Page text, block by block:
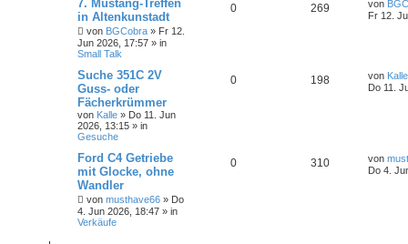
7. Mustang-Treffen
in Altenkunstadt
von BGCobra » Fr 12.
Jun 2026, 17:57 » in
Small Talk
0 269 von
Fr 12.
Suche 351C 2V
Guss- oder
Fächerkrümmer
von Kalle » Do 11. Jun
2026, 13:15 » in
Gesuche
0 198 von Kalle
Do 11.
Ford C4 Getriebe
mit Glocke, ohne
Wandler
von musthave66 » Do
4. Jun 2026, 18:47 » in
Verkäufe
0 310 von
Do 4.